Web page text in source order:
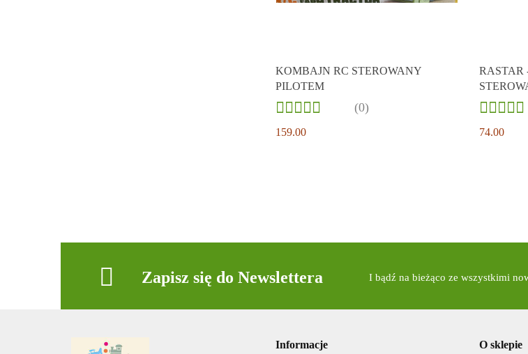
KOMBAJN RC STEROWANY
PILOTEM
(0)
159.00
RASTAR
74.00
Zapisz się do Newslettera I bądź na bieżąco ze wszystkimi
Informacje O sklepie